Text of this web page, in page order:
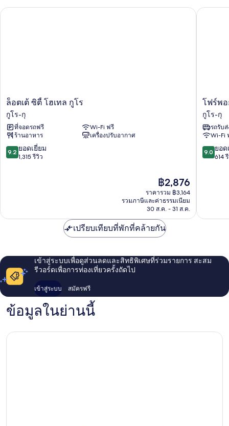
Character
(2pc)
Korea
(2pc)
Leaflet
ล็อต
เต้
ซิตี้
โฮ
เทล
กูโร
กูโร-
ล็อตเต้ ซิตี้ โฮเทล กูโร
กูโร-กุ
ที่จอดรถฟรี
Wi-Fi ฟรี
ร้านอาหาร
เครื่องปรับอากาศ
9.2
จาก
9.2 ยอดเยี่ยม
1,315 รีวิว
ราคา
ปัจจุบัน
คือ
฿2,876
฿2,876
ราคารวม ฿3,164
รวมภาษีและค่าธรรมเนียม
30 ส.ค. - 31 ส.ค.
ล็อตเต้ ซิตี้ โฮเทล กูโร
โฟร์
พอยท์
ส
บาย
เชอราตั
โซล
กูโร
โฟร์พอ
กูโร-กุ
รถรับ
Wi-Fi
9.0
จาก
9.0 ยอด
614
โฟร์พอย
เปรียบเทียบที่พักที่คล้ายกัน
เข้าสู่ระบบเพื่อดูส่วนลดและสิทธิพิเศษที่ร่วมรายการ สะสม
รีวอร์ดเพื่อการท่องเที่ยวครั้งถัดไป
เข้าสู่ระบบ สมัครฟรี
ข้อมูลในย่านนี้